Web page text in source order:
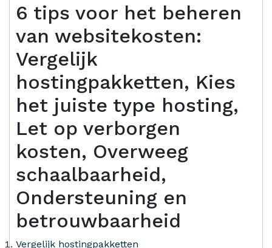
6 tips voor het beheren
van websitekosten:
Vergelijk
hostingpakketten, Kies
het juiste type hosting,
Let op verborgen
kosten, Overweeg
schaalbaarheid,
Ondersteuning en
betrouwbaarheid
Vergelijk hostingpakketten